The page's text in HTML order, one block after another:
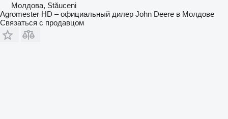
Молдова, Stăuceni
Agromester HD – официальный дилер John Deere в Молдове
Связаться с продавцом